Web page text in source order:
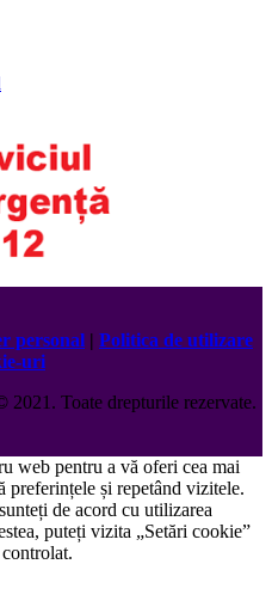
personal | Politica de utilizare
uri
2021. Toate drepturile rezervate.
web pentru a vă oferi cea mai
preferințele și repetând vizitele.
de acord cu utilizarea
puteți vizita „Setări cookie”